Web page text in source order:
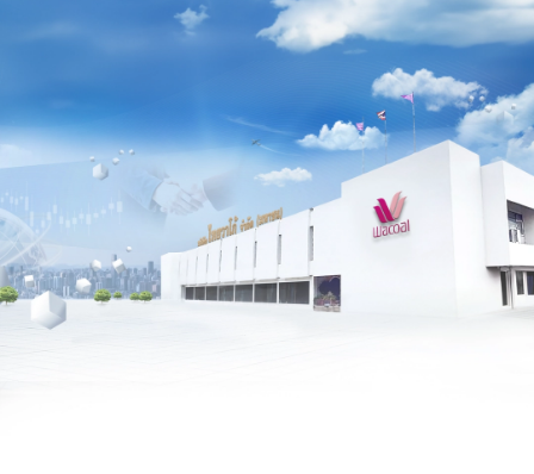
คณะกรรมการ
ข้อบังคับบริษัท
จุดเด่นทางการเงิน
ข้อมูลราคาหลักทรัพย์
ข้อมูลสำหรับผู้ถือหุ้น
ข่าวสารเพื่อนักลงทุน
ข้อมูลนำเสนอ
สอบถามข้อมูลนักลงทุน
หลักการกำกับดูแลกิจการที่ดี
รายงานคณะกรรมการธรรมาภิบาลและการพัฒนาเพื่อความยั่งยืน
รายงานการปฎิบัติตามหลักการกำกับดูแลกิจการ
การต่อต้านคอร์รัปชัน
นโยบายการแจ้งเบาะแสหรือข้อร้องเรียน
นโยบายการกำกับดูแลบริษัทย่อยและบริษัทร่วม
นโยบายการสรรหากรรมการบริษัทและผู้บริหารระดับสูง
นโยบายการบริหารความเสี่ยง
นโยบายด้านภาษี
นโยบายด้านสิทธิมนุษยชน
ความยั่งยืน
นโยบายด้านสังคม
นโยบายด้านสิ่งแวดล้อม
การขับเคลื่อนธุรกิจเพื่อความยั่งยืน
การบริหารจัดการห่วงโซ่คุณค่าของธุรกิจ
สมัครงาน
ติดต่อ
บริษัท ไทยวาโก้ จำกัด (มหาชน)
บริษัท วาโก้ศรีราชา จำกัด
บริษัท วาโก้ลำพูน จำกัด
บริษัท วาโก้กบินทร์บุรี จำกัด